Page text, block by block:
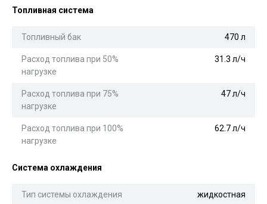
Топливная система
Топливный бак 470 л
Расход топлива при 50%
нагрузке
31.3 л/ч
Расход топлива при 75%
нагрузке
47 л/ч
Расход топлива при 100%
нагрузке
62.7 л/ч
Система охлаждения
Тип системы охлаждения жидкостная